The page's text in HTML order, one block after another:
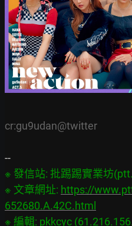
cr:gu9udan@twitter
※ 發信站: 批踢踢實業坊
※ 文章網址: https://
652680.A.42C.html